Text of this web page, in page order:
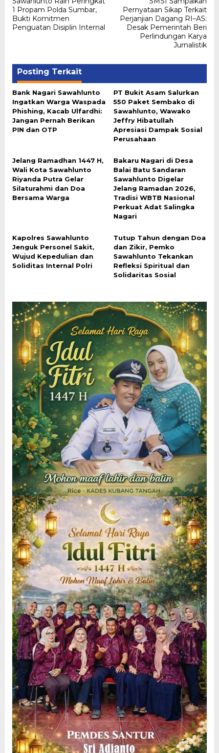
1 Propam Polda Sumbar,
Bukti Komitmen
Penguatan Disiplin Internal
Pernyataan Sikap Terkait
Perjanjian Dagang RI–AS:
Desak Pemerintah Beri
Perlindungan Karya
Jurnalistik
Posting Terkait
Bank Nagari Sawahlunto
Ingatkan Warga Waspada
Phishing, Kacab Ulfardhi:
Jangan Pernah Berikan
PIN dan OTP
PT Bukit Asam Salurkan
550 Paket Sembako di
Sawahlunto, Wawako
Jeffry Hibatullah
Apresiasi Dampak Sosial
Perusahaan
Jelang Ramadhan 1447 H,
Wali Kota Sawahlunto
Riyanda Putra Gelar
Silaturahmi dan Doa
Bersama Warga
Bakaru Nagari di Desa
Balai Batu Sandaran
Sawahlunto Digelar
Jelang Ramadan 2026,
Tradisi WBTB Nasional
Perkuat Adat Salingka
Nagari
Kapolres Sawahlunto
Jenguk Personel Sakit,
Wujud Kepedulian dan
Soliditas Internal Polri
Tutup Tahun dengan Doa
dan Zikir, Pemko
Sawahlunto Tekankan
Refleksi Spiritual dan
Solidaritas Sosial